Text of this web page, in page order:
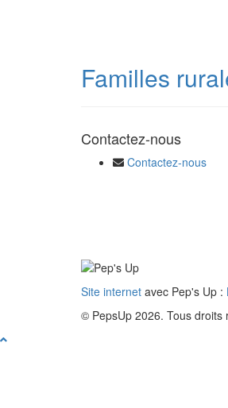
Familles
Contactez-nous
Contactez-nous
Site internet avec Pep's Up :
© PepsUp 2026. Tous droits